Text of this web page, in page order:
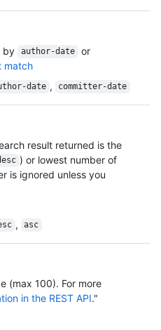
by
author-date or
match
date , committer-date
result returned is the
) or lowest number of
is ignored unless you
, asc
(max 100). For more
in the REST API."